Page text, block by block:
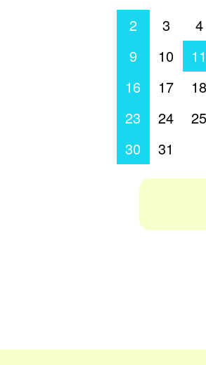
2
3 4
9
10 11
16
17 18
23
24 25
30
31
ショッピングガイド